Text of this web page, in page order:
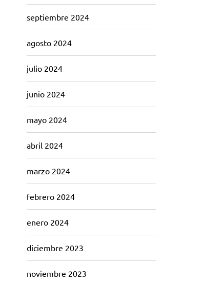
septiembre 2024
agosto 2024
julio 2024
junio 2024
mayo 2024
abril 2024
marzo 2024
febrero 2024
enero 2024
diciembre 2023
noviembre 2023